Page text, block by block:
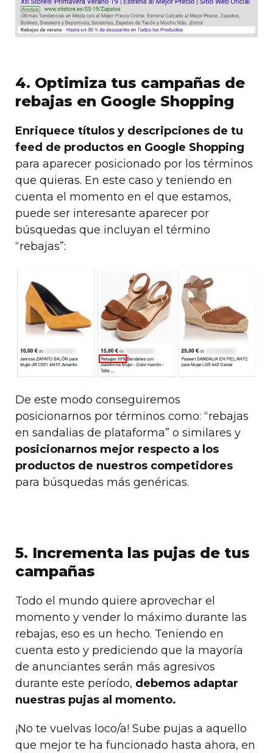
4. Optimiza tus campañas de
rebajas en Google Shopping
Enriquece títulos y descripciones de tu
feed de productos en Google Shopping
para aparecer posicionado por los términos
que quieras. En este caso y teniendo en
cuenta el momento en el que estamos,
puede ser interesante aparecer por
búsquedas que incluyan el término
“rebajas”:
De este modo conseguiremos
posicionarnos por términos como: “rebajas
en sandalias de plataforma” o similares y
posicionarnos mejor respecto a los
productos de nuestros competidores
para búsquedas más genéricas.
5. Incrementa las pujas de tus
campañas
Todo el mundo quiere aprovechar el
momento y vender lo máximo durante las
rebajas, eso es un hecho. Teniendo en
cuenta esto y prediciendo que la mayoría
de anunciantes serán más agresivos
durante este período, debemos adaptar
nuestras pujas al momento.
¡No te vuelvas loco/a! Sube pujas a aquello
que mejor te ha funcionado hasta ahora, en